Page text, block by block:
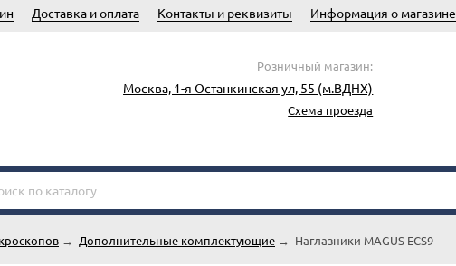
Доставка и оплата Контакты и реквизиты Информация о магазине
Розничный магазин:
Москва, 1-я Останкинская ул, 55 (м.ВДНХ)
Схема проезда
→ Дополнительные комплектующие → Наглазники MAGUS ECS9